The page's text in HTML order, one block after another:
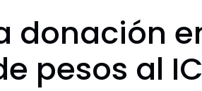
donación
pesos al